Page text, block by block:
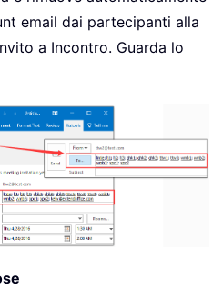
email dai partecipanti alla
a Incontro. Guarda lo